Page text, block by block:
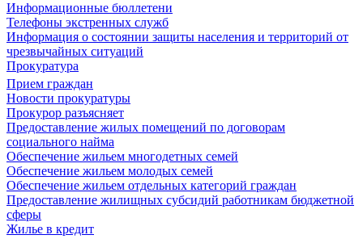
Информационные бюллетени
Телефоны экстренных служб
Информация о состоянии защиты населения и территорий от
чрезвычайных ситуаций
Прокуратура
Прием граждан
Новости прокуратуры
Прокурор разъясняет
Предоставление жилых помещений по договорам
социального найма
Обеспечение жильем многодетных семей
Обеспечение жильем молодых семей
Обеспечение жильем отдельных категорий граждан
Предоставление жилищных субсидий работникам бюджетной
сферы
Жилье в кредит